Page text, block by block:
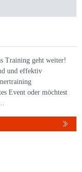
Training geht weiter!
und effektiv
Event oder möchtest